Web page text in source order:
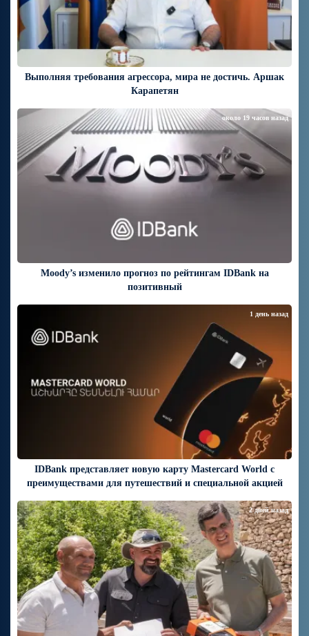
Выполняя требования агрессора, мира не достичь. Аршак
Карапетян
Moody’s изменило прогноз по рейтингам IDBank на
позитивный
около 19 часов назад
IDBank представляет новую карту Mastercard World с
преимуществами для путешествий и специальной акцией
1 день назад
2 дней назад